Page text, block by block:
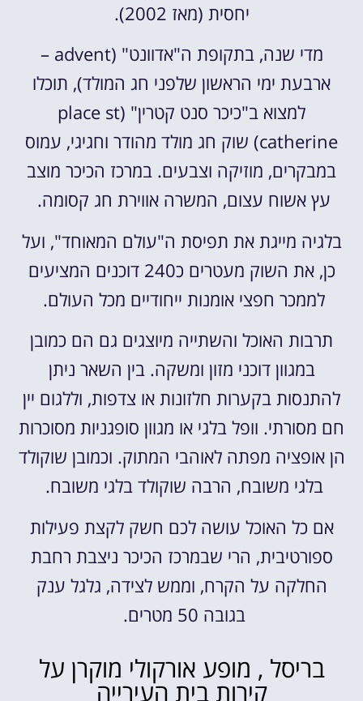
יחסית (מאז 2002).
מדי שנה, בתקופת ה"אדוונט" (advent –
ארבעת ימי הראשון שלפני חג המולד), תוכלו
למצוא ב"כיכר סנט קטרין" (place st
catherine) שוק חג מולד מהודר וחגיגי, עמוס
במבקרים, מוזיקה וצבעים. במרכז הכיכר מוצב
עץ אשוח עצום, המשרה אווירת חג קסומה.
בלגיה מייגת את תפיסת ה"עולם המאוחד", ועל
כן, את השוק מעטרים כ240 דוכנים המציעים
לממכר חפצי אומנות ייחודיים מכל העולם.
תרבות האוכל והשתייה מיוצגים גם הם כמובן
במגוון דוכני מזון ומשקה. בין השאר ניתן
להתנסות בקערות חלזונות או צדפות, וללגום יין
חם מסורתי. וופל בלגי או מגוון סופגניות מסוכרות
הן אופציה מפתה לאוהבי המתוק. וכמובן שוקולד
בלגי משובח, הרבה שוקולד בלגי משובח.
אם כל האוכל עושה לכם חשק לקצת פעילות
ספורטיבית, הרי שבמרכז הכיכר ניצבת רחבת
החלקה על הקרח, וממש לצידה, גלגל ענק
בגובה 50 מטרים.
בריסל , מופע אורקולי מוקרן על
קירות בית העירייה